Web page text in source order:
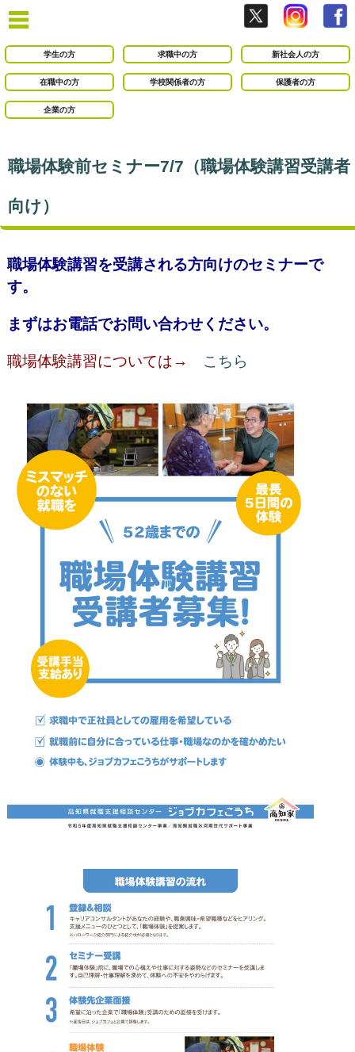
学生の方 求職中の方 新社会人の方
在職中の方 学校関係者の方 保護者の方
企業の方
職場体験前セミナー7/7（職場体験講習受講者
向け）
職場体験講習を受講される方向けのセミナーで
す。
まずはお電話でお問い合わせください。
職場体験講習については→ こちら